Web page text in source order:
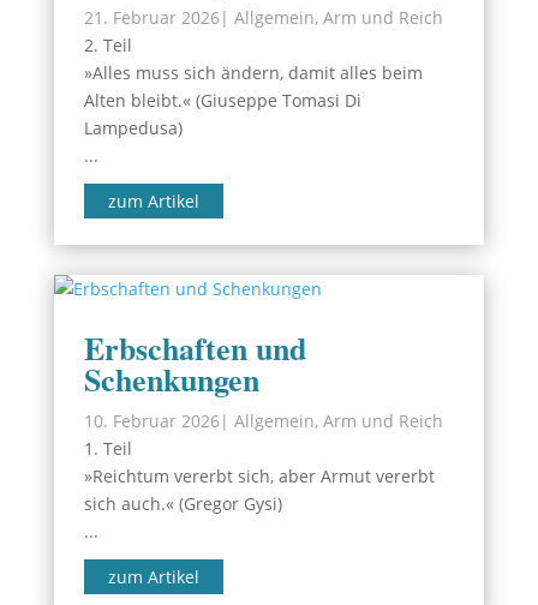
21. Februar 2026| Allgemein, Arm und Reich
2. Teil
»Alles muss sich ändern, damit alles beim
Alten bleibt.« (Giuseppe Tomasi Di
Lampedusa)
...
zum Artikel
Erbschaften und
Schenkungen
10. Februar 2026| Allgemein, Arm und Reich
1. Teil
»Reichtum vererbt sich, aber Armut vererbt
sich auch.« (Gregor Gysi)
...
zum Artikel